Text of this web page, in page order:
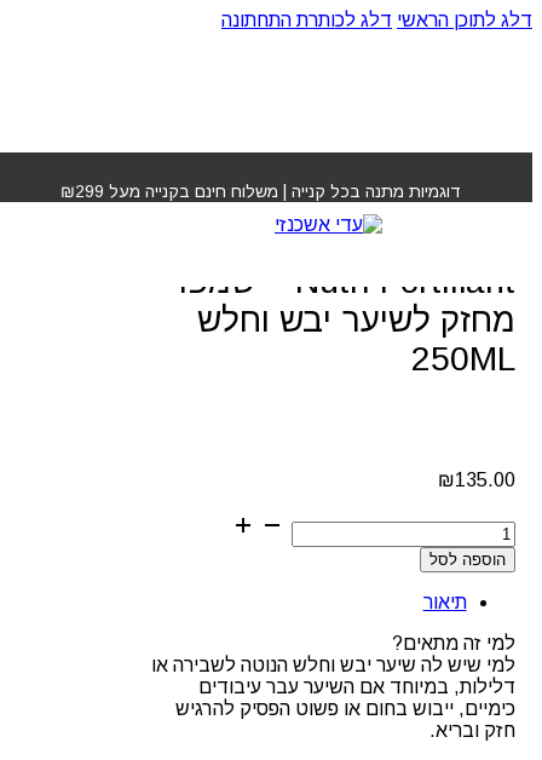
דלג לתוכן הראשי דלג לכותרת התחתונה
דוגמיות מתנה בכל קנייה | משלוח חינם בקנייה מעל ₪299Fortifiant – שמפו מחזק לשיער יבש וחלש 250ML
Kerastase Genesis Bain
Nutri-Fortifiant – שמפו
מחזק לשיער יבש וחלש
250ML
₪135.00
כמות
של
Kerastase
Bain
Nutri-
Fortifiant
–
שמפו
מחזק
לשיער
הוספה לסל
תיאור
למי זה מתאים?
למי שיש לה שיער יבש וחלש הנוטה לשבירה או
דלילות, במיוחד אם השיער עבר עיבודים
כימיים, ייבוש בחום או פשוט הפסיק להרגיש
חזק ובריא.